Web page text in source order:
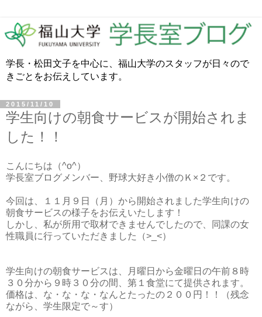
学長・松田文子を中心に、福山大学のスタッフが日々ので
きごとをお伝えしています。
2015/11/10
学生向けの朝食サービスが開始されま
した！！
こんにちは（^o^）
学長室ブログメンバー、野球大好き小僧のＫ×２です。
今回は、１１月９日（月）から開始されました学生向けの
朝食サービスの様子をお伝えいたします！
しかし、私が所用で取材できませんでしたので、同課の女
性職員に行っていただきました（>_<）
学生向けの朝食サービスは、月曜日から金曜日の午前８時
３０分から９時３０分の間、第１食堂にて提供されます。
価格は、な・な・な・なんとたったの２００円！！（残念
ながら、学生限定で～す）